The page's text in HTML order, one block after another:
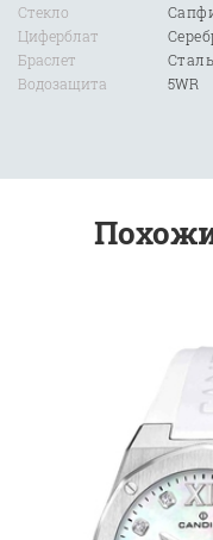
Стекло
Циферблат
Браслет
Водозащита
Сталь
5WR